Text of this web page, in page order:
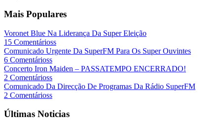
Mais Populares
Voronet Blue Na Liderança Da Super Eleição
15 Comentárioss
Comunicado Urgente Da SuperFM Para Os Super Ouvintes
6 Comentárioss
Concerto Iron Maiden – PASSATEMPO ENCERRADO!
2 Comentárioss
Comunicado Da Direcção De Programas Da Rádio SuperFM
2 Comentárioss
Últimas Noticias